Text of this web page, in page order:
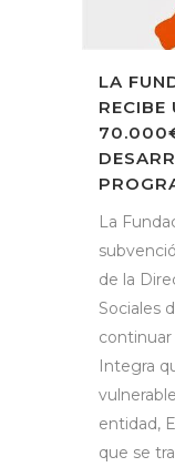
LA
RECIBE
La
de la
Sociales
Integra
entidad,
que se